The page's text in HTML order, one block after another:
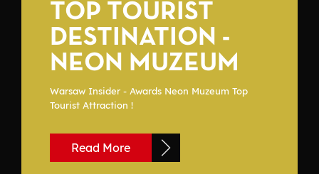
TOP TOURIST
DESTINATION -
NEON MUZEUM
Warsaw Insider - Awards Neon Muzeum Top
Tourist Attraction !
Read More